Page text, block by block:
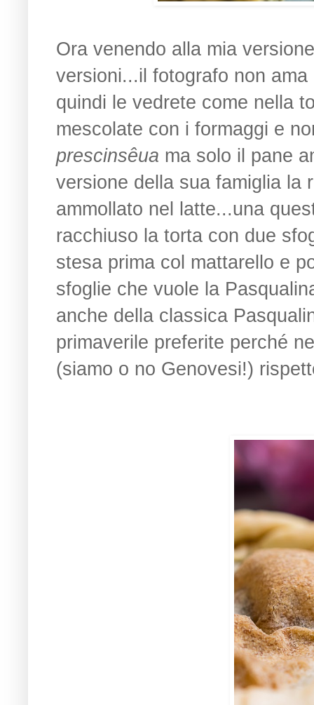
Ora venendo alla mia
versioni...il fotografo non
quindi le vedrete come nella
mescolate con i formaggi e
prescinsêua ma solo il pane
versione della sua famiglia la
ammollato nel latte...una
racchiuso la torta con due
stesa prima col mattarello e
sfoglie che vuole la
anche della classica
primaverile preferite perché
(siamo o no Genovesi!)